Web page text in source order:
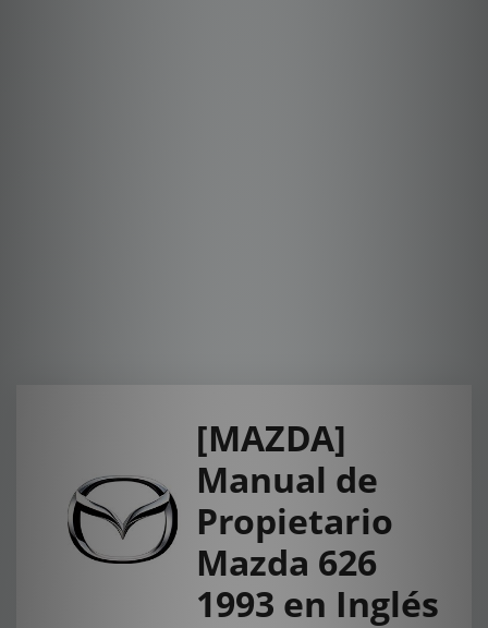
[MAZDA]
Manual de
Propietario
Mazda 626
1993 en Inglés